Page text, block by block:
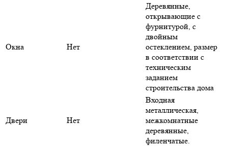
Окна Нет
Деревянные,
открывающие с
фурнитурой, с
двойным
остеклением, размер
в соответствии с
техническим
заданием
строительства дома
Двери Нет
Входная
металлическая,
межкомнатные
деревянные,
филенчатые.